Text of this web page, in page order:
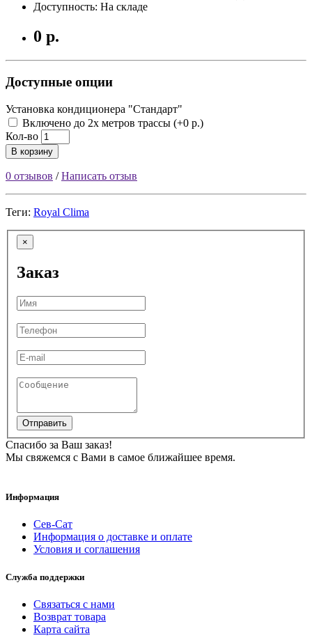
Доступность: На складе
0 р.
Доступные опции
Установка кондиционера "Стандарт"
Включено до 2х метров трассы (+0 р.)
Кол-во
В корзину
0 отзывов /Написать отзыв
Теги: Royal Clima
×
Заказ
Отправить
Спасибо за Ваш заказ!
Мы свяжемся с Вами в самое ближайшее время.
Информация
Сев-Сат
Информация о доставке и оплате
Условия и соглашения
Служба поддержки
Связаться с нами
Возврат товара
Карта сайта